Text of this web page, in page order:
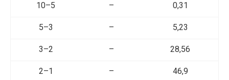
10–5 – 0,31
5–3 – 5,23
3–2 – 28,56
2–1 – 46,9